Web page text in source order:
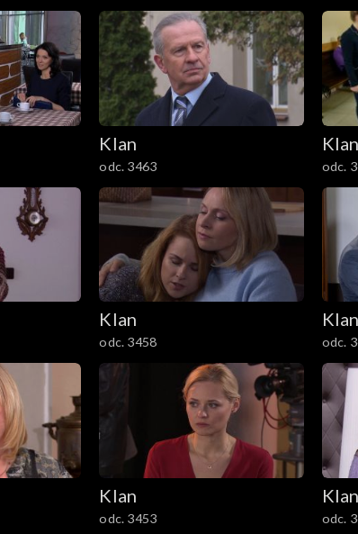
Klan
odc. 3463
Klan
odc.
Klan
odc. 3458
Klan
odc.
Klan
odc. 3453
Klan
odc.